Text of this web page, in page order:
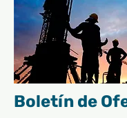
Boletín de